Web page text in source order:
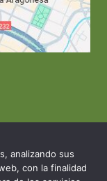
analizando sus
con la finalidad